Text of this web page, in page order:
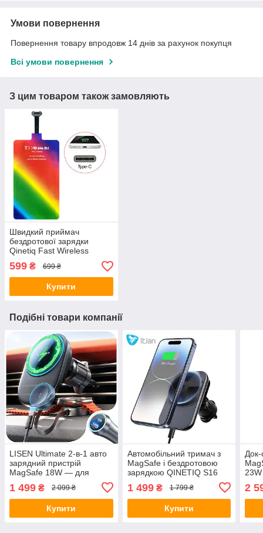
Умови повернення
Повернення товару впродовж 14 днів за рахунок покупця
Всі умови повернення
З цим товаром також замовляють
Швидкий приймач
бездротової зарядки
Qinetiq Fast Wireless
Receiver 2a micro USB
type B USB Type-C, 12
599 ₴ 699 ₴
Купити
Подібні товари компанії
LISEN Ultimate 2-в-1 авто
зарядний пристрій
MagSafe 18W — для
Watch Ultra
1 499 ₴ 2 099 ₴
Купити
Автомобільний тримач з
MagSafe і бездротовою
зарядкою QINETIQ S16
15W з охолодженням для
iPhone 12-16
1 499₴ 1 799 ₴
Купити
Док-
2